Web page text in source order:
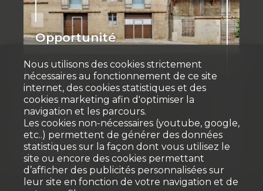
Opportunité
Maison
Gingins
CHF 1'995'000.-
420 m² 289 m²
Nous utilisons des cookies strictement
nécessaires au fonctionnement de ce site
internet, des cookies statistiques et des
cookies marketing afin d'optimiser la
navigation et les parcours.
Les cookies non-nécessaires (youtube, google,
etc..) permettent de générer des données
statistiques sur la façon dont vous utilisez le
site ou encore des cookies permettant
d’afficher des publicités personnalisées sur
leur site en fonction de votre navigation et de